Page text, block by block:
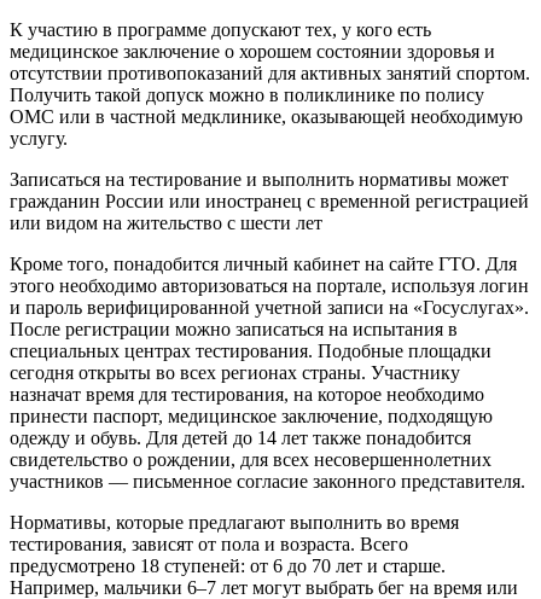
К участию в программе допускают тех, у кого есть
медицинское заключение о хорошем состоянии здоровья и
отсутствии противопоказаний для активных занятий спортом.
Получить такой допуск можно в поликлинике по полису
ОМС или в частной медклинике, оказывающей необходимую
услугу.
Записаться на тестирование и выполнить нормативы может
гражданин России или иностранец с временной регистрацией
или видом на жительство с шести лет
Кроме того, понадобится личный кабинет на сайте ГТО. Для
этого необходимо авторизоваться на портале, используя логин
и пароль верифицированной учетной записи на «Госуслугах».
После регистрации можно записаться на испытания в
специальных центрах тестирования. Подобные площадки
сегодня открыты во всех регионах страны. Участнику
назначат время для тестирования, на которое необходимо
принести паспорт, медицинское заключение, подходящую
одежду и обувь. Для детей до 14 лет также понадобится
свидетельство о рождении, для всех несовершеннолетних
участников — письменное согласие законного представителя.
Нормативы, которые предлагают выполнить во время
тестирования, зависят от пола и возраста. Всего
предусмотрено 18 ступеней: от 6 до 70 лет и старше.
Например, мальчики 6–7 лет могут выбрать бег на время или